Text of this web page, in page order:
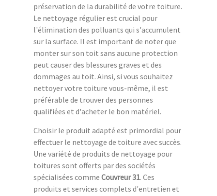
préservation de la durabilité de votre toiture.
Le nettoyage régulier est crucial pour
l'élimination des polluants qui s'accumulent
sur la surface. Il est important de noter que
monter sur son toit sans aucune protection
peut causer des blessures graves et des
dommages au toit. Ainsi, si vous souhaitez
nettoyer votre toiture vous-même, il est
préférable de trouver des personnes
qualifiées et d'acheter le bon matériel.
Choisir le produit adapté est primordial pour
effectuer le nettoyage de toiture avec succès.
Une variété de produits de nettoyage pour
toitures sont offerts par des sociétés
spécialisées comme Couvreur 31. Ces
produits et services complets d'entretien et